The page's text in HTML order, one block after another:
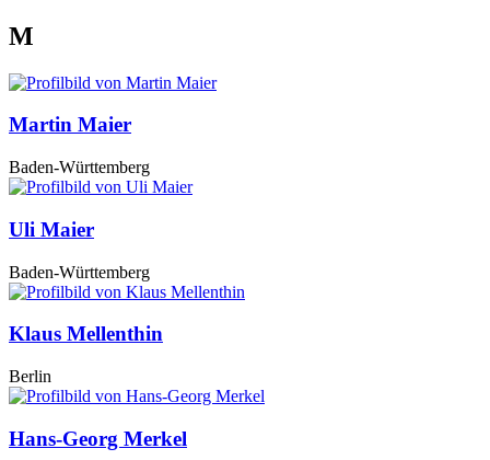
M
Martin Maier
Baden-Württemberg
Uli Maier
Baden-Württemberg
Klaus Mellenthin
Berlin
Hans-Georg Merkel